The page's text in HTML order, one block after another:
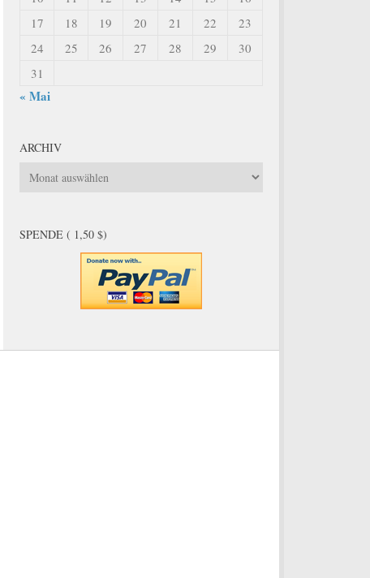
17
18 19 20 21 22
23
24
25 26 27 28 29
30
31
« Mai
ARCHIV
Archiv
SPENDE ( 1,50 $)